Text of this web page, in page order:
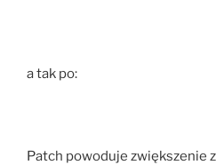
a tak po:
Patch powoduje zwiększenie